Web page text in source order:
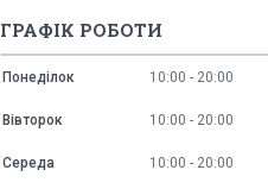
ГРАФІК РОБОТИ
Понеділок 10:00 20:00
Вівторок 10:00 20:00
Середа 10:00 20:00